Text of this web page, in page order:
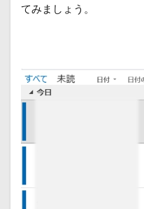
てみましょう。